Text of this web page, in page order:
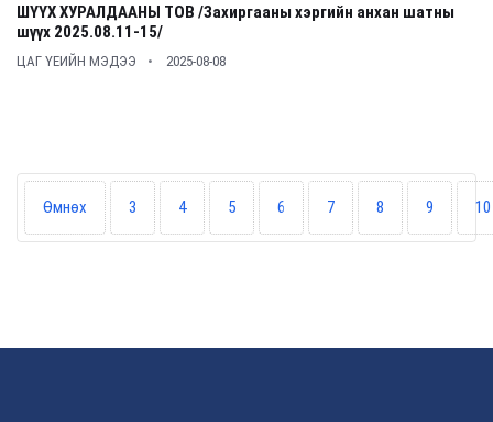
ШҮҮХ ХУРАЛДААНЫ ТОВ /Захиргааны хэргийн анхан шатны
шүүх 2025.08.11-15/
ЦАГ ҮЕИЙН МЭДЭЭ 2025-08-08
Өмнөх 3 4 5 6 7 8 9 10